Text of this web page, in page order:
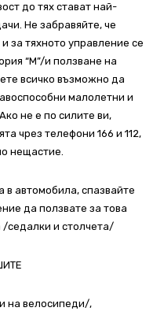
до тях стават най-
Не забравяйте, че
за тяхното управление се
“М”/и ползване на
всичко възможно да
малолетни и
не е по силите ви,
чрез телефони 166 и 112,
нещастие.
в автомобила, спазвайте
да ползвате за това
/седалки и столчета/
на велосипеди/,